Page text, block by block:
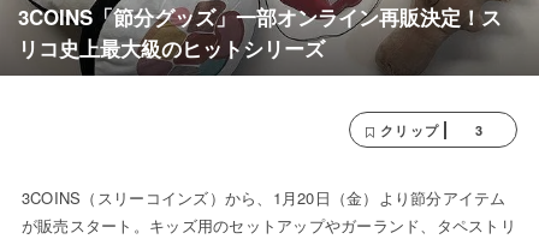
3COINS「節分グッズ」一部オンライン再販決定！ス
リコ史上最大級のヒットシリーズ
クリップ 3
3COINS（スリーコインズ）から、1月20日（金）より節分アイテム
が販売スタート。キッズ用のセットアップやガーランド、タペストリ